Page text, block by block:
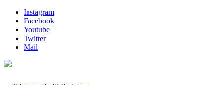
Instagram
Facebook
Youtube
Twitter
Mail